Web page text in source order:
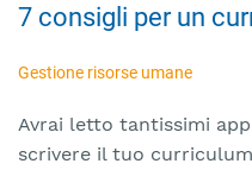
7 consigli per un
Gestione risorse umane
Avrai letto tantissimi
scrivere il tuo